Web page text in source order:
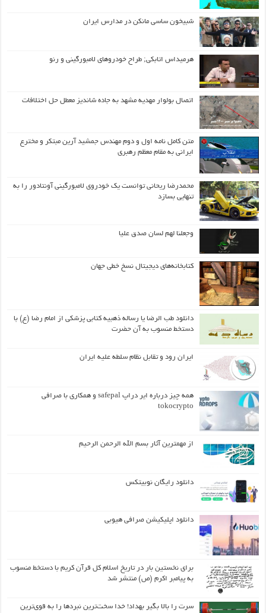
شبیخون ساسی مانکن در مدارس ایران
هرمیداس اتابکی; طراح خودروهای لامبورگینی و رنو
اتصال بولوار مهدیه مشهد به جاده شاندیز معطل حل اختلافات
متن کامل نامه اول و دوم مهندس جمشید آرین مبتکر و مخترع
ایرانی به مقام معظم رهبری
محمدرضا ریحانی توانست یک خودروی لامبورگینی آونتادور را به
تنهایی بسازد
وجعلنا لهم لسان صدق علیا
کتابخانه‌های دیجیتال نسخ خطی جهان
دانلود طب الرضا یا رساله‌ ذهبیه کتابی پزشکی از امام رضا (ع) با
دستخط منسوب به آن حضرت
ایران رود و تقابل نظام سلطه علیه ایران
همه چیز درباره ایر دراپ safepal و همکاری با صرافی
tokocrypto
از مهمترین آثار بسم الله الرحمن الرحیم
دانلود رایگان نوبیتکس
دانلود اپلیکیشن صرافی هیوبی
برای نخستین بار در تاریخ اسلام کل قرآن کریم با دستخط منسوب
به پیامبر اکرم (ص) منتشر شد
سرت را بالا بگیر بهداد! خدا سخت‌ترین نبردها را به قوی‌ترین